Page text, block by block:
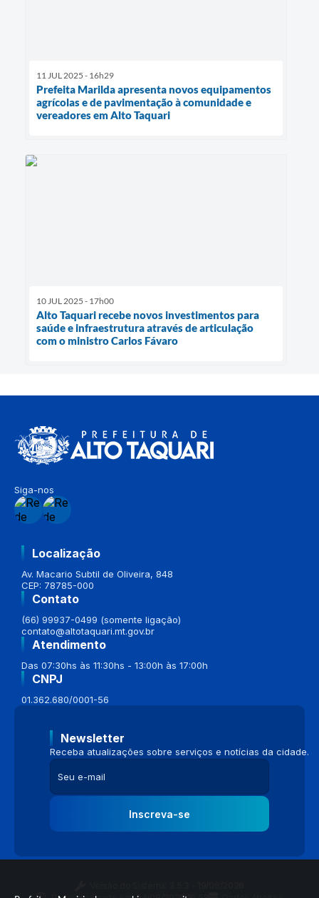
11 JUL 2025 - 16h29
Prefeita Marilda apresenta novos equipamentos
agrícolas e de pavimentação à comunidade e
vereadores em Alto Taquari
10 JUL 2025 - 17h00
Alto Taquari recebe novos investimentos para
saúde e infraestrutura através de articulação
com o ministro Carlos Fávaro
Siga-nos
Localização
Av. Macario Subtil de Oliveira, 848
CEP: 78785-000
Contato
(66) 99937-0499 (somente ligação)
contato@altotaquari.mt.gov.br
Atendimento
Das 07:30hs às 11:30hs - 13:00h às 17:00h
CNPJ
01.362.680/0001-56
Newsletter
Receba atualizações sobre serviços e notícias da cidade.
Inscreva-se